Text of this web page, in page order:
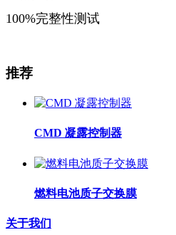
100%完整性测试
推荐
CMD 凝露控制器
燃料电池质子交换膜
关于我们